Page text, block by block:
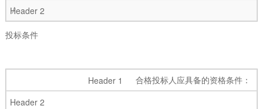
/
投标条件
合格投标人应具备的资格条件：